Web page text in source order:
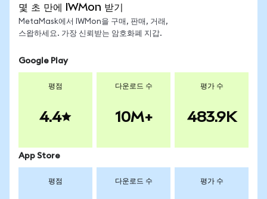
몇 초 만에 IWMon 받기
MetaMask에서 IWMon을 구매, 판매, 거래,
스왑하세요. 가장 신뢰받는 암호화폐 지갑.
Google Play
평점
4.4
다운로드 수
10M+
평가 수
483.9K
App Store
평점 다운로드 수 평가 수